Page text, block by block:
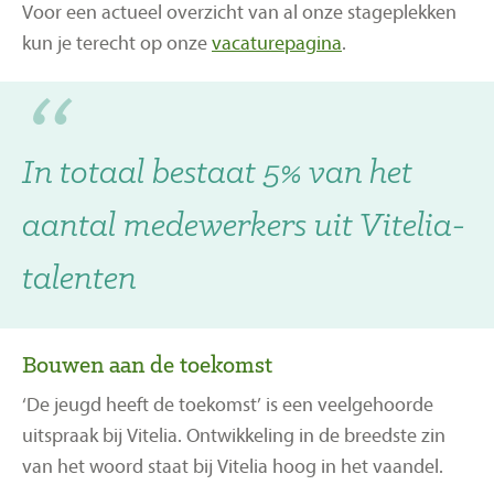
Voor een actueel overzicht van al onze stageplekken
kun je terecht op onzevacaturepagina.
In totaal bestaat 5% van het
aantal medewerkers uit Vitelia-
talenten
Bouwen aan de toekomst
‘De jeugd heeft de toekomst’ is een veelgehoorde
uitspraak bij Vitelia. Ontwikkeling in de breedste zin
van het woord staat bij Vitelia hoog in het vaandel.